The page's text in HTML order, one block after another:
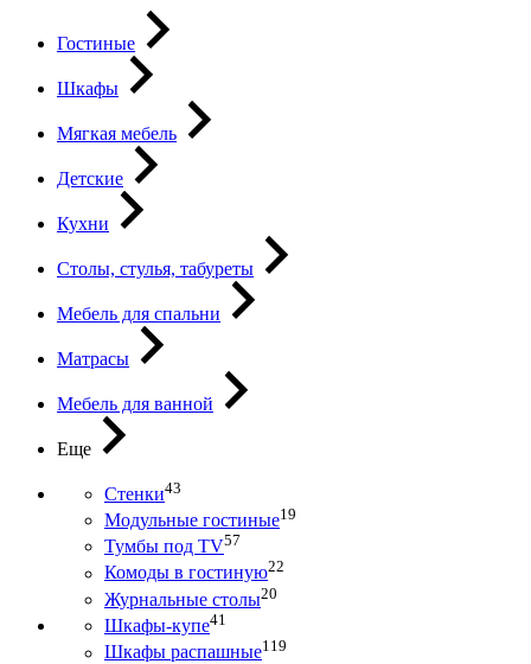
Гостиные
Шкафы
Мягкая мебель
Детские
Кухни
Столы, стулья, табуреты
Мебель для спальни
Матрасы
Мебель для ванной
Еще
Стенки43
Модульные гостиные19
Тумбы под ТV57
Комоды в гостиную22
Журнальные столы20
Шкафы-купе41
Шкафы распашные119